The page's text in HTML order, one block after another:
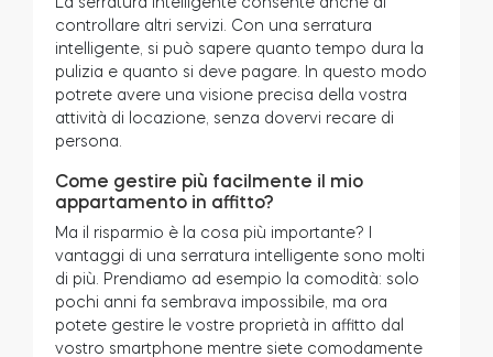
controllare altri servizi. Con una serratura
intelligente, si può sapere quanto tempo dura la
pulizia e quanto si deve pagare. In questo modo
potrete avere una visione precisa della vostra
attività di locazione, senza dovervi recare di
persona.
Come gestire più facilmente il mio
appartamento in affitto?
Ma il risparmio è la cosa più importante? I
vantaggi di una serratura intelligente sono molti
di più. Prendiamo ad esempio la comodità: solo
pochi anni fa sembrava impossibile, ma ora
potete gestire le vostre proprietà in affitto dal
vostro smartphone mentre siete comodamente